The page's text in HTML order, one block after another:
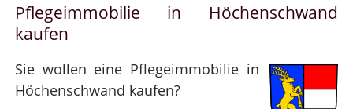
Pflegeimmobilie in Höchenschwand
kaufen
Sie wollen eine Pflegeimmobilie in
Höchenschwand kaufen?